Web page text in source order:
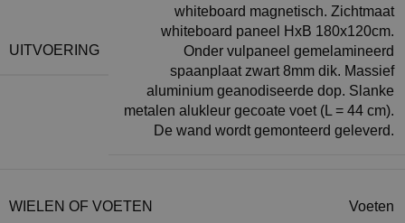
UITVOERING
whiteboard magnetisch. Zichtmaat
whiteboard paneel HxB 180x120cm.
Onder vulpaneel gemelamineerd
spaanplaat zwart 8mm dik. Massief
aluminium geanodiseerde dop. Slanke
metalen alukleur gecoate voet (L = 44 cm).
De wand wordt gemonteerd geleverd.
WIELEN OF VOETEN Voeten